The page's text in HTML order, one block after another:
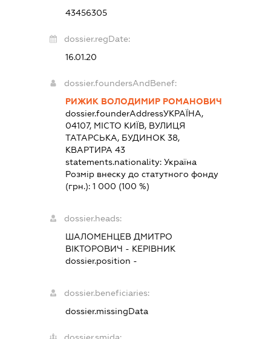
43456305
dossier.regDate:
16.01.20
dossier.foundersAndBenef:
РИЖИК ВОЛОДИМИР РОМАНОВИЧ
dossier.founderAddressУКРАЇНА,
04107, МІСТО КИЇВ, ВУЛИЦЯ
ТАТАРСЬКА, БУДИНОК 38,
КВАРТИРА 43
statements.nationality: Україна
Розмір внеску до статутного фонду
(грн.): 1 000 (100 %)
dossier.heads:
ШАЛОМЕНЦЕВ ДМИТРО
ВІКТОРОВИЧ - КЕРІВНИК
dossier.position -
dossier.beneficiaries:
dossier.missingData
dossier.smida: